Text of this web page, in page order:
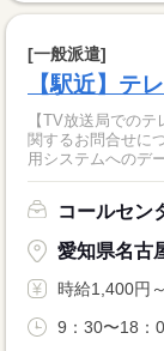
[一般派遣]
【駅近】テ
【TV放送局での
関するお問合せに
用システムへのデ
コールセン
愛知県名古
時給1,400円～
9：30〜18：